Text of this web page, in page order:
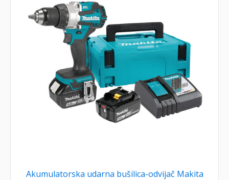
Akumulatorska udarna bušilica-odvijač Makita